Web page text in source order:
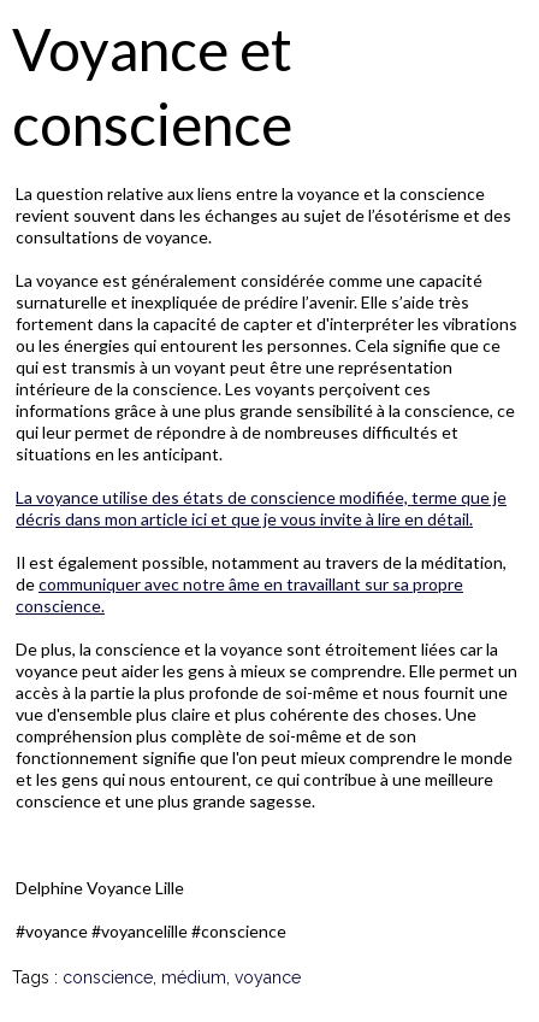
Voyance et
conscience
La question relative aux liens entre la voyance et la conscience
revient souvent dans les échanges au sujet de l’ésotérisme et des
consultations de voyance.
La voyance est généralement considérée comme une capacité
surnaturelle et inexpliquée de prédire l’avenir. Elle s’aide très
fortement dans la capacité de capter et d'interpréter les vibrations
ou les énergies qui entourent les personnes. Cela signifie que ce
qui est transmis à un voyant peut être une représentation
intérieure de la conscience. Les voyants perçoivent ces
informations grâce à une plus grande sensibilité à la conscience, ce
qui leur permet de répondre à de nombreuses difficultés et
situations en les anticipant.
La voyance utilise des états de conscience modifiée, terme que je
décris dans mon article ici et que je vous invite à lire en détail.
Il est également possible, notamment au travers de la méditation,
decommuniquer avec notre âme en travaillant sur sa propre
conscience.
De plus, la conscience et la voyance sont étroitement liées car la
voyance peut aider les gens à mieux se comprendre. Elle permet un
accès à la partie la plus profonde de soi-même et nous fournit une
vue d'ensemble plus claire et plus cohérente des choses. Une
compréhension plus complète de soi-même et de son
fonctionnement signifie que l'on peut mieux comprendre le monde
et les gens qui nous entourent, ce qui contribue à une meilleure
conscience et une plus grande sagesse.
Delphine Voyance Lille
#voyance #voyancelille #conscience
Tags : conscience médium voyance